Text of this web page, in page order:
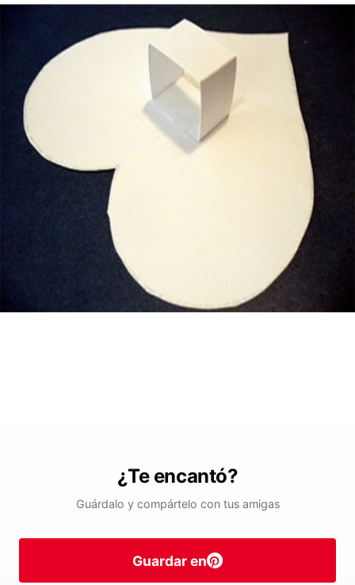
¿Te encantó?
Guárdalo y compártelo con tus amigas
Guardar en